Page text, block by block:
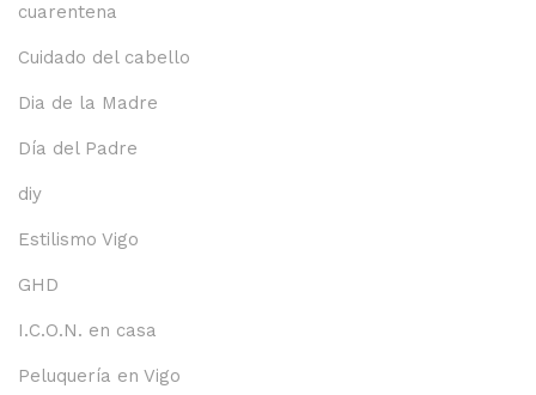
cuarentena
Cuidado del cabello
Dia de la Madre
Día del Padre
diy
Estilismo Vigo
GHD
I.C.O.N. en casa
Peluquería en Vigo